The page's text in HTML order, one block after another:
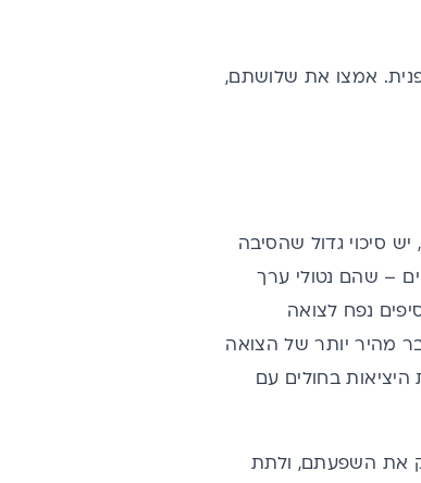
אמצו את שלושתם,
סיכוי גדול שהסיבה
– שהם נטולי ערך
נפח לצואה
מהיר יותר של הצואה
בחולים עם
את השפעתם, ולתת